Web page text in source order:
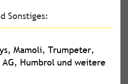
Sonstiges:
Mamoli, Trumpeter,
Humbrol und weitere